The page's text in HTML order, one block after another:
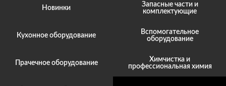
Новинки
Кухонное оборудование
Прачечное оборудование
Запасные части и
комплектующие
Вспомогательное
оборудование
Химчистка и
профессиональная химия